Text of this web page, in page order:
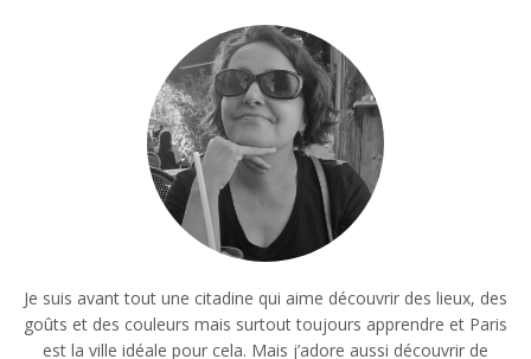
Je suis avant tout une citadine qui aime découvrir des lieux, des
goûts et des couleurs mais surtout toujours apprendre et Paris
est la ville idéale pour cela. Mais j’adore aussi découvrir de